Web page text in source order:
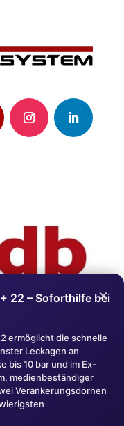
AGB
Impressum
Rechte
×
22 – Soforthilfe bei
ermöglicht die schnelle
Leckagen an
bis 10 bar und im Ex-
medienbeständiger
Verankerungsdornen